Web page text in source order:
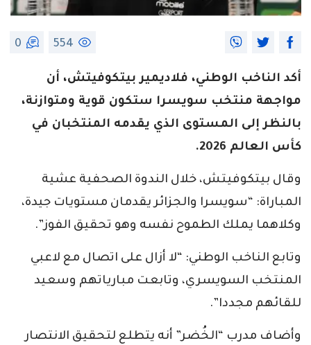
554
0
أكد الناخب الوطني، فلاديمير بيتكوفيتش، أن
مواجهة منتخب سويسرا ستكون قوية ومتوازنة،
بالنظر إلى المستوى الذي يقدمه المنتخبان في
كأس العالم 2026.
وقال بيتكوفيتش، خلال الندوة الصحفية عشية
المباراة: “سويسرا والجزائر يقدمان مستويات جيدة،
وكلاهما يملك الطموح نفسه وهو تحقيق الفوز”.
وتابع الناخب الوطني: “لا أزال على اتصال مع لاعبي
المنتخب السويسري، وتابعت مبارياتهم وسعيد
للقائهم مجددا”.
وأضاف مدرب “الخُضر” أنه يتطلع لتحقيق الانتصار